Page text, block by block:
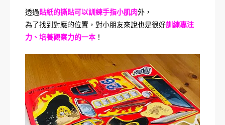
透過貼紙的撕貼可以訓練手指小肌肉外，
為了找到對應的位置，對小朋友來說也是很好訓練專注
力、培養觀察力的一本 ！